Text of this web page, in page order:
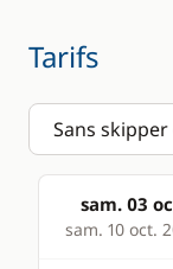
Tarifs
sam. 03
sam. 10 oct.